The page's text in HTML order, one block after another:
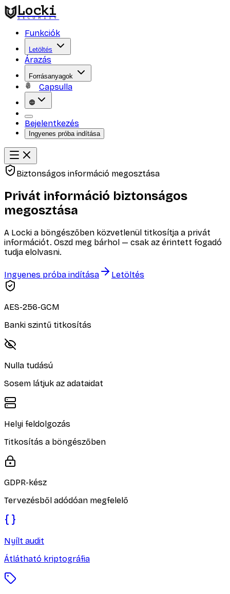
Locki
SECURITY
Funkciók
Letöltés
Árazás
Forrásanyagok
Capsulla
Bejelentkezés
Ingyenes próba indítása
Biztonságos információ megosztása
Privát információ biztonságos
megosztása
A Locki a böngészőben közvetlenül titkosítja a privát
információt. Oszd meg bárhol — csak az érintett fogadó
tudja elolvasni.
Ingyenes próba indítása Letöltés
AES-256-GCM
Banki szintű titkosítás
Nulla tudású
Sosem látjuk az adataidat
Helyi feldolgozás
Titkosítás a böngészőben
GDPR-kész
Tervezésből adódóan megfelelő
Nyílt audit
Átlátható kriptográfia